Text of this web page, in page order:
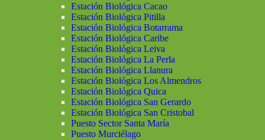
Estación Biológica Cacao
Estación Biológica Pitilla
Estación Biológica Botarrama
Estación Biológica Caribe
Estación Biológica Leiva
Estación Biológica La Perla
Estación Biológica Llanura
Estación Biológica Los Almendros
Estación Biológica Quica
Estación Biológica San Gerardo
Estación Biológica San Cristobal
Puesto Sector Santa María
Puesto Murciélago